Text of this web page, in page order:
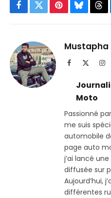
Facebook
TwitterPinterestBluesky
Mustapha
Facebook
Moto
Passionné
me suis
automobile
page auto
j’ai lancé
diffusée sur
Aujourd’hui,
différentes